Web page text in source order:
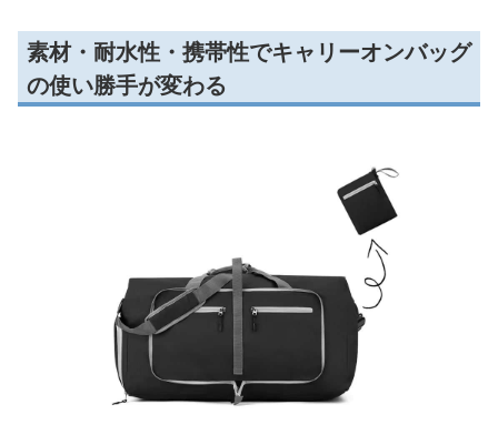
素材・耐水性・携帯性でキャリーオンバッグ
の使い勝手が変わる